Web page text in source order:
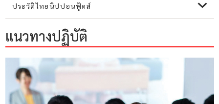
แนวทางปฏิบัติ
ประวัติไทยนิปปอนฟู้ดส์